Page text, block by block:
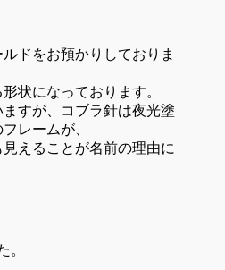
ドをお預かりしておりま
状になっております。
すが、コブラ針は夜光塗
レームが、
えることが名前の理由に
。